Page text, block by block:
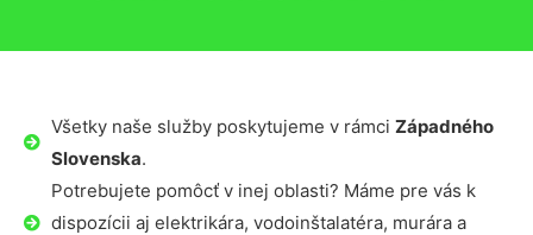
Všetky naše služby poskytujeme v rámci Západného
Slovenska.
Potrebujete pomôcť v inej oblasti? Máme pre vás k
dispozícii aj elektrikára, vodoinštalatéra, murára a